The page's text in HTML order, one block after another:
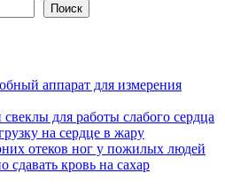
Поиск
аппарат для измерения
для работы слабого сердца
на сердце в жару
отеков ног у пожилых людей
сдавать кровь на сахар